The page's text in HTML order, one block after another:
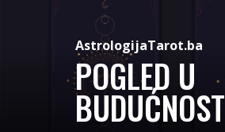
AstrologijaTarot.ba
POGLED U
BUDUĆNOST